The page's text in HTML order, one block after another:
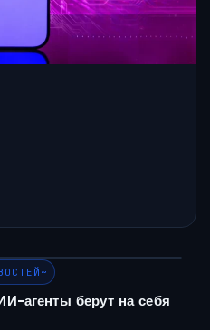
агенты берут на себя